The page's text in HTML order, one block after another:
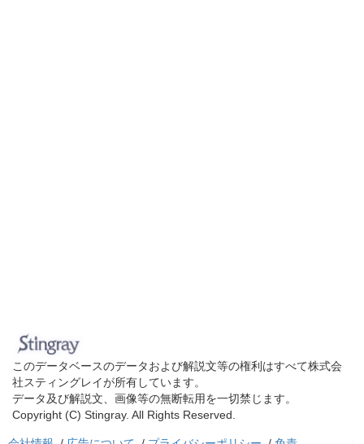
このデータベースのデータおよび解説文等の権利はすべて株式会
社スティングレイが所有しています。
データ及び解説文、画像等の無断転用を一切禁じます。
Copyright (C) Stingray. All Rights Reserved.